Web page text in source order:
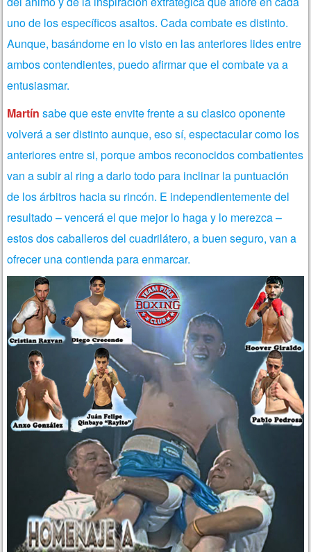
uno de los específicos asaltos. Cada combate es distinto.
Aunque, basándome en lo visto en las anteriores lides entre
ambos contendientes, puedo afirmar que el combate va a
entusiasmar.
Martín sabe que este envite frente a su clasico oponente
volverá a serdistinto aunque, eso sí, espectacular como los
anteriores entre si, porque ambos reconocidos combatientes
van a subir al ring a darlo todo para inclinar la puntuación
de los árbitros hacia su rincón. E independientemente del
resultado – vencerá el que mejor lo haga y lo merezca –
estos dos caballeros del cuadrilátero, a buen seguro, van a
ofrecer una contienda para enmarcar.